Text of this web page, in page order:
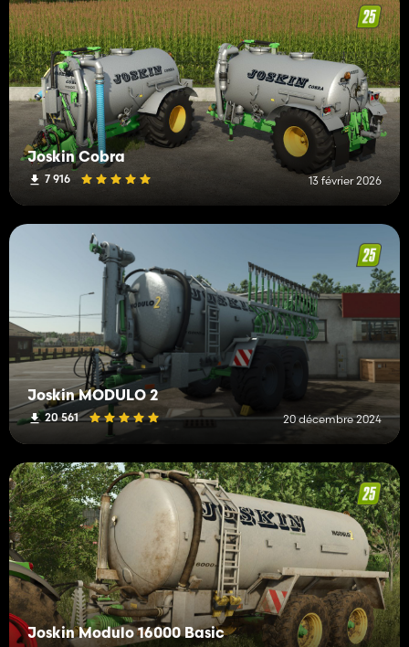
Joskin Cobra
7 916 13 février 2026
Joskin MODULO 2
20 561 20 décembre 2024
Joskin Modulo 16000 Basic